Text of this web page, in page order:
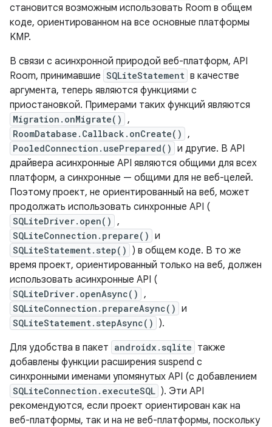
становится возможным использовать Room в общем
коде, ориентированном на все основные платформы
KMP.
В связи с асинхронной природой веб-платформ, API
Room, принимавшие SQLiteStatement в качестве
аргумента, теперь являются функциями с
приостановкой. Примерами таких функций являются
Migration.onMigrate() ,
RoomDatabase.Callback.onCreate() ,
PooledConnection.usePrepared() и другие. В API
драйвера асинхронные API являются общими для всех
платформ, а синхронные — общими для не веб-целей.
Поэтому проект, не ориентированный на веб, может
продолжать использовать синхронные API (
SQLiteDriver.open() ,
SQLiteConnection.prepare() и
SQLiteStatement.step()
) в общем коде. В то же
время проект, ориентированный только на веб, должен
использовать асинхронные API (
SQLiteDriver.openAsync() ,
SQLiteConnection.prepareAsync() и
SQLiteStatement.stepAsync()
).
Для удобства в пакет androidx.sqlite также
добавлены функции расширения suspend с
синхронными именами упомянутых API (с добавлением
SQLiteConnection.executeSQL ). Эти API
рекомендуются, если проект ориентирован как на
веб-платформы, так и на не веб-платформы, поскольку